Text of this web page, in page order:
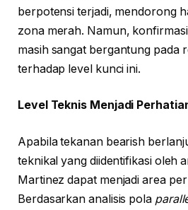
berpotensi terjadi, mendorong
zona merah. Namun,
masih sangat bergantung pada
terhadap level kunci ini.
Level Teknis Menjadi
Apabila tekanan bearish
teknikal yang diidentifikasi oleh
Martinez dapat menjadi area
Berdasarkan analisis pola